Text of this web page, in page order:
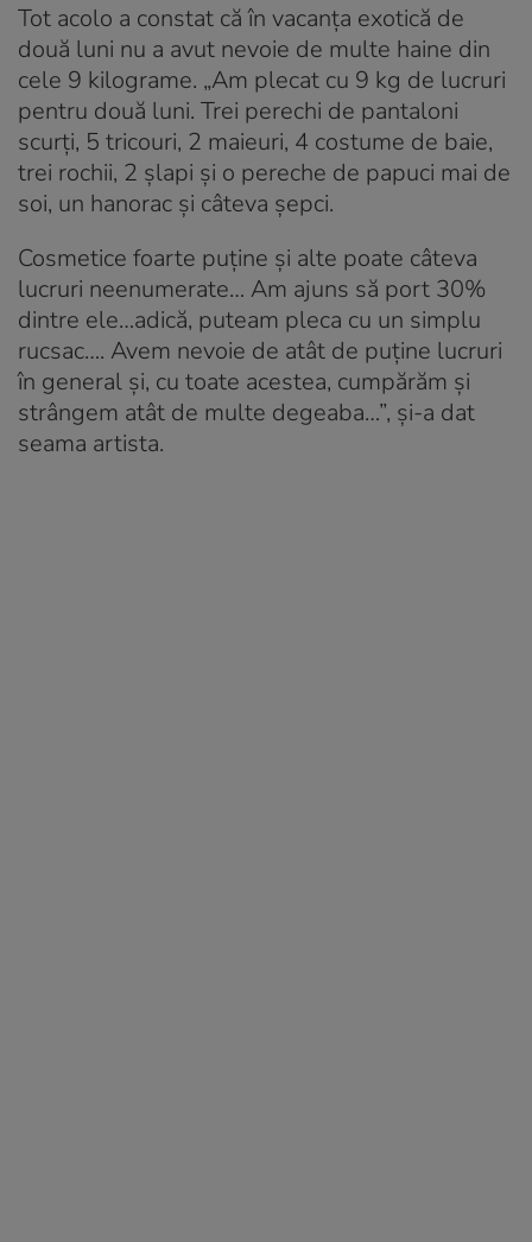
Tot acolo a constat că în vacanța exotică de
două luni nu a avut nevoie de multe haine din
cele 9 kilograme. „Am plecat cu 9 kg de lucruri
pentru două luni. Trei perechi de pantaloni
scurți, 5 tricouri, 2 maieuri, 4 costume de baie,
trei rochii, 2 șlapi și o pereche de papuci mai de
soi, un hanorac și câteva șepci.
Cosmetice foarte puține și alte poate câteva
lucruri neenumerate… Am ajuns să port 30%
dintre ele…adică, puteam pleca cu un simplu
rucsac…. Avem nevoie de atât de puține lucruri
în general și, cu toate acestea, cumpărăm și
strângem atât de multe degeaba…”, și-a dat
seama artista.